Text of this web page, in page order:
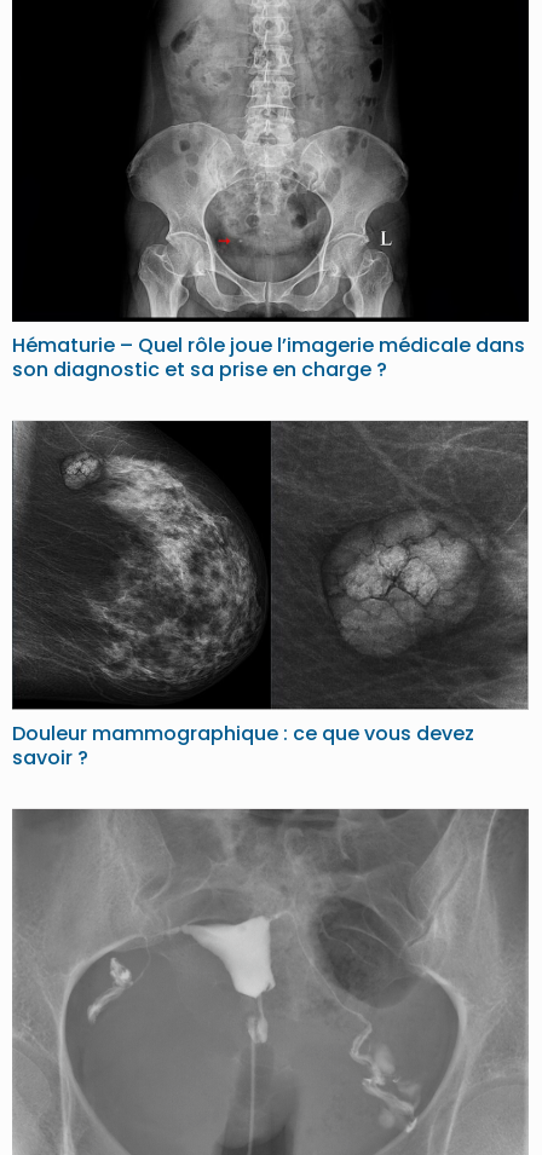
Hématurie – Quel rôle joue l’imagerie médicale dans
son diagnostic et sa prise en charge ?
Douleur mammographique : ce que vous devez
savoir ?